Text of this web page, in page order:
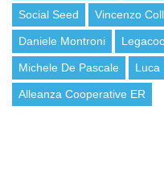
Social Seed Vincenzo
Daniele Montroni
Michele De Pascale Luca
Alleanza Cooperative ER